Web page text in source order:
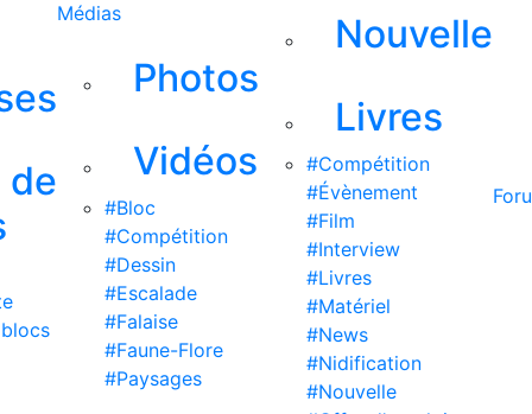
de
Médias
Photos
Vidéos
#Bloc
#Compétition
#Dessin
#Escalade
#Falaise
#Faune-Flore
#Paysages
Nouvelle
Livres
#Compétition
#Évènement
#Film
#Interview
#Livres
#Matériel
#News
#Nidification
#Nouvelle